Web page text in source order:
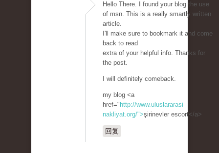
Hello There. I found your blog the use
of msn. This is a really smartly written
article.
I'll make sure to bookmark it and come
back to read
extra of your helpful info. Thanks for
the post.
I will definitely comeback.
my blog <a
href=" http://www.uluslararasi-
nakliyat.org/">şirinevler escort</a>
回复